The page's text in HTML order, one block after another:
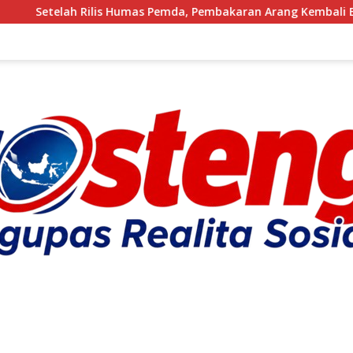
Pemda, Pembakaran Arang Kembali Berjalan, Ada Apa